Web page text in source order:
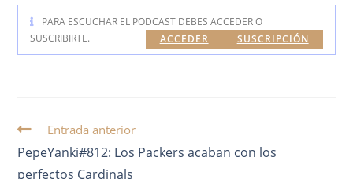
PARA ESCUCHAR EL PODCAST DEBES ACCEDER O
SUSCRIBIRTE.
SUSCRIPCIÓN
ACCEDER
Entrada anterior
PepeYanki#812: Los Packers acaban con los
perfectos Cardinals